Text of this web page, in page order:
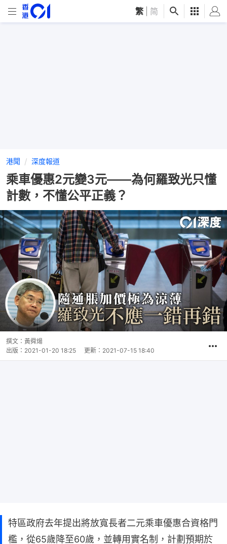
繁 简
港聞 深度報道
乘車優惠2元變3元——為何羅致光只懂
計數，不懂公平正義？
撰文： 黃舜煬
出版： 2021-01-20 18:25 更新： 2021-07-15 18:40
特區政府去年提出將放寬長者二元乘車優惠合資格門
檻，從65歲降至60歲，並轉用實名制，計劃預期於